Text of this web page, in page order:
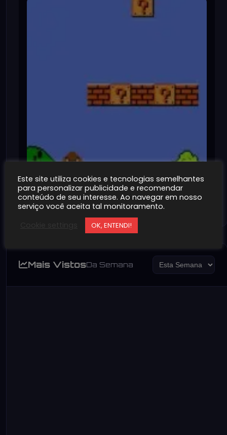
Super Mario Bros
~100MB 1K+
Mais VistosDa Semana
Este site utiliza cookies e tecnologias semelhantes
para personalizar publicidade e recomendar
conteúdo de seu interesse. Ao navegar em nosso
serviço você aceita tal monitoramento.
OK, ENTENDI!